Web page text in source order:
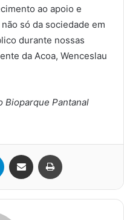
ao apoio e
só da sociedade em
durante nossas
da Acoa, Wenceslau
Bioparque Pantanal
Telegram Compartilhar via e-mail